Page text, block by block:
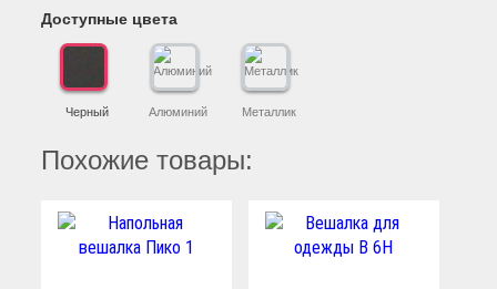
Доступные цвета
Черный Алюминий Металлик
Похожие товары: